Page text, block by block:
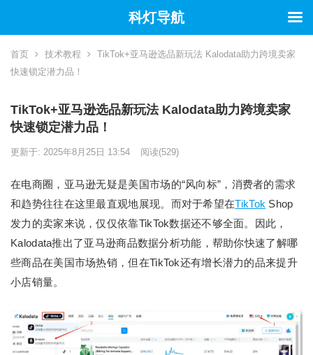
首页 技术教程
TikTok+亚马逊选品新玩法 Kalodata助力跨境卖家
快速锁定潜力品！
TikTok+亚马逊选品新玩法 Kalodata助力跨境卖家
快速锁定潜力品！
更新于: 2025年8月25日 13:54 阅读(529)
在电商圈，亚马逊无疑是美国市场的“风向标”，消费者的需求
和趋势往往在这里最直观地展现。而对于希望在TikTok Shop
发力的卖家来说，仅仅依靠TikTok数据还不够全面。因此，
Kalodata推出了亚马逊商品数据分析功能，帮助你快速了解哪
些商品在美国市场热销，但在TikTok还有增长潜力的品来提升
小店销量。
科灯导航